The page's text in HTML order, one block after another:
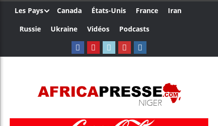
Les Pays Canada États-Unis France
Iran
Russie
Ukraine Vidéos Podcasts